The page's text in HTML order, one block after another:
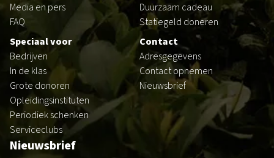
Media en pers
FAQ
Duurzaam cadeau
Statiegeld doneren
Speciaal voor
Bedrijven
In de klas
Grote donoren
Opleidingsinstituten
Periodiek schenken
Serviceclubs
Contact
Adresgegevens
Contact opnemen
Nieuwsbrief
Nieuwsbrief